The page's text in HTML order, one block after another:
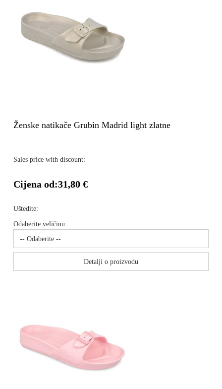
Ženske natikače Grubin Madrid light zlatne
Sales price with discount:
Cijena od:31,80 €
Uštedite:
Odaberite veličinu:
Detalji o proizvodu